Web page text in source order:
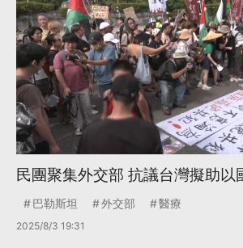
民團聚集外交部 抗議台灣擬助以
巴勒斯坦 外交部 醫療
2025/8/3 19:31